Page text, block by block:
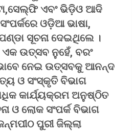
ଏବଂ ଭିଡ଼ିଓ ଆଦି
ଓଡ଼ିଆ ଭାଷା,
ସୂଚନା ଦେଇଥିଲେ ।
ଏକ ଉତ୍ସବ ନୁହେଁ, ବରଂ
ନେଇ ଉତ୍ସବକୁ ଆନନ୍ଦ
ଓ ସଂସ୍କୃତି ବିଭାଗ
କାର୍ଯ୍ୟକ୍ରମ ଅନୁଷ୍ଠିତ
ଓ ଲୋକ ସଂପର୍କ ବିଭାଗ
ପୁରୀ ଜିଲ୍ଲା